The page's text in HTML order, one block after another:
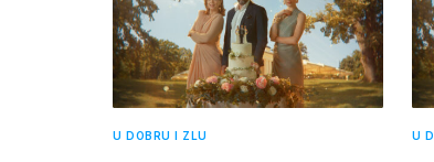
U DOBRU I ZLU U